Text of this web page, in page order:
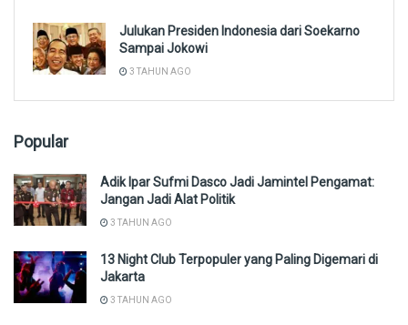
Julukan Presiden Indonesia dari Soekarno
Sampai Jokowi
3 TAHUN AGO
Popular
Adik Ipar Sufmi Dasco Jadi Jamintel Pengamat:
Jangan Jadi Alat Politik
3 TAHUN AGO
13 Night Club Terpopuler yang Paling Digemari di
Jakarta
3 TAHUN AGO